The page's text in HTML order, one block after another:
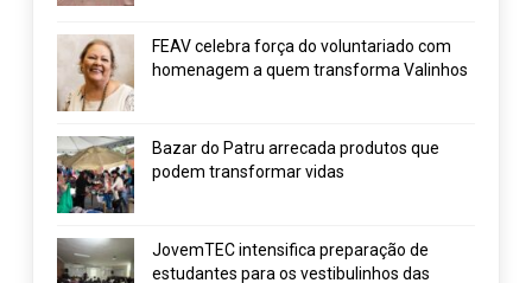
FEAV celebra força do voluntariado com
homenagem a quem transforma Valinhos
Bazar do Patru arrecada produtos que
podem transformar vidas
JovemTEC intensifica preparação de
estudantes para os vestibulinhos das